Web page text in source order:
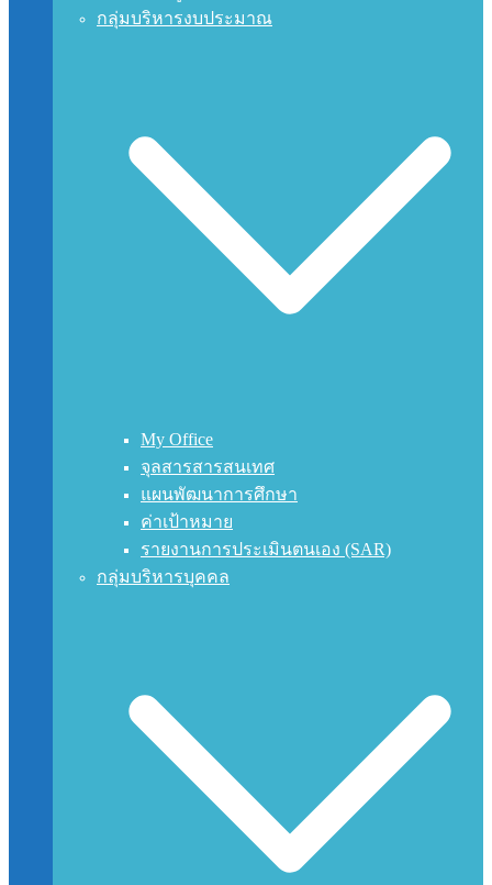
กลุ่มบริหารงบประมาณ
My Office
จุลสารสารสนเทศ
แผนพัฒนาการศึกษา
ค่าเป้าหมาย
รายงานการประเมินตนเอง (SAR)
กลุ่มบริหารบุคคล